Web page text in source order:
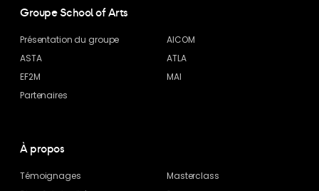
Groupe School of Arts
Présentation du groupe
AICOM
ASTA
ATLA
EF2M
MAI
Partenaires
À propos
Témoignages
Masterclass